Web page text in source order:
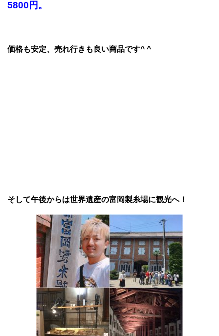
5800円。
価格も安定、売れ行きも良い商品です^ ^
そして午後からは世界遺産の富岡製糸場に観光へ！